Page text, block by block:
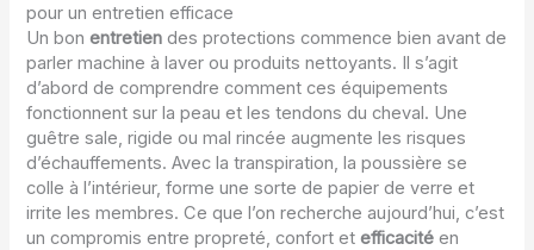
pour un entretien efficace
Un bonentretien des protections commence bien avant de
parler machine à laver ou produits nettoyants. Il s’agit
d’abord de comprendre comment ces équipements
fonctionnent sur la peau et les tendons du cheval. Une
guêtre sale, rigide ou mal rincée augmente les risques
d’échauffements. Avec la transpiration, la poussière se
colle à l’intérieur, forme une sorte de papier de verre et
irrite les membres. Ce que l’on recherche aujourd’hui, c’est
un compromis entre propreté, confort etefficacité en